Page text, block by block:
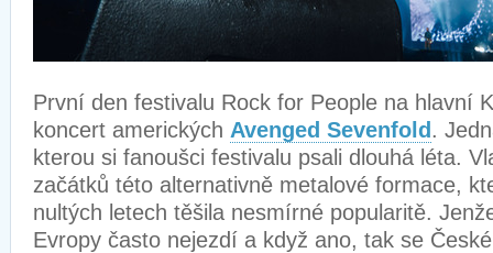
První den festivalu Rock for People na hlavní
koncert amerických Avenged Sevenfold .
kterou si fanoušci festivalu psali dlouhá léta.
začátků této alternativně metalové formace,
nultých letech těšila nesmírné popularitě.
Evropy často nejezdí a když ano, tak se